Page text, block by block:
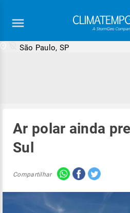
São Paulo, SP
Ar polar ainda
Sul
Compartilhar